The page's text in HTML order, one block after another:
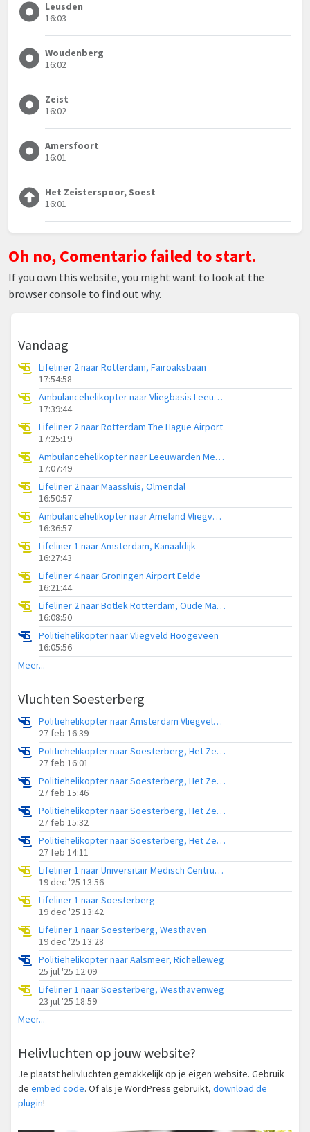
Leusden
16:03
Woudenberg
16:02
Zeist
16:02
Amersfoort
16:01
Het Zeisterspoor, Soest
16:01
Oh no, Comentario failed to start.
If you own this website, you might want to look at the
browser console to find out why.
Vandaag
Lifeliner 2 naar Rotterdam, Fairoaksbaan
17:54:58
Ambulancehelikopter naar Vliegbasis Leeuwarden
17:39:44
Lifeliner 2 naar Rotterdam The Hague Airport
17:25:19
Ambulancehelikopter naar Leeuwarden Medical Center Heliport
17:07:49
Lifeliner 2 naar Maassluis, Olmendal
16:50:57
Ambulancehelikopter naar Ameland Vliegveld Ballum
16:36:57
Lifeliner 1 naar Amsterdam, Kanaaldijk
16:27:43
Lifeliner 4 naar Groningen Airport Eelde
16:21:44
Lifeliner 2 naar Botlek Rotterdam, Oude Maasweg
16:08:50
Politiehelikopter naar Vliegveld Hoogeveen
16:05:56
Meer...
Vluchten Soesterberg
Politiehelikopter naar Amsterdam Vliegveld Schiphol
27 feb 16:39
Politiehelikopter naar Soesterberg, Het Zeisterspoor
27 feb 16:01
Politiehelikopter naar Soesterberg, Het Zeisterspoor
27 feb 15:46
Politiehelikopter naar Soesterberg, Het Zeisterspoor
27 feb 15:32
Politiehelikopter naar Soesterberg, Het Zeisterspoor
27 feb 14:11
Lifeliner 1 naar Universitair Medisch Centrum Utrecht, UMC Ambulancetunnel
19 dec '25 13:56
Lifeliner 1 naar Soesterberg
19 dec '25 13:42
Lifeliner 1 naar Soesterberg, Westhaven
19 dec '25 13:28
Politiehelikopter naar Aalsmeer, Richelleweg
25 jul '25 12:09
Lifeliner 1 naar Soesterberg, Westhavenweg
23 jul '25 18:59
Meer...
Helivluchten op jouw website?
Je plaatst helivluchten gemakkelijk op je eigen website. Gebruik
de embed code. Of als je WordPress gebruikt, download de
plugin!